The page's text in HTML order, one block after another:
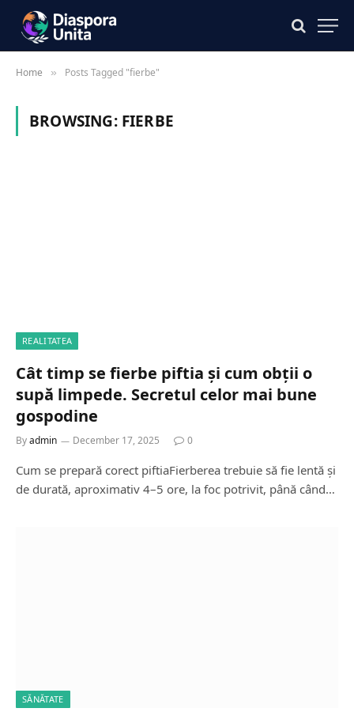
Home » Posts Tagged "fierbe"
BROWSING: FIERBE
REALITATEA
Cât timp se fierbe piftia și cum obții o
supă limpede. Secretul celor mai bune
gospodine
Byadmin December 17, 2025 0
Cum se prepară corect piftiaFierberea trebuie să fie lentă și
de durată, aproximativ 4–5 ore, la foc potrivit, până când…
SĂNĂTATE